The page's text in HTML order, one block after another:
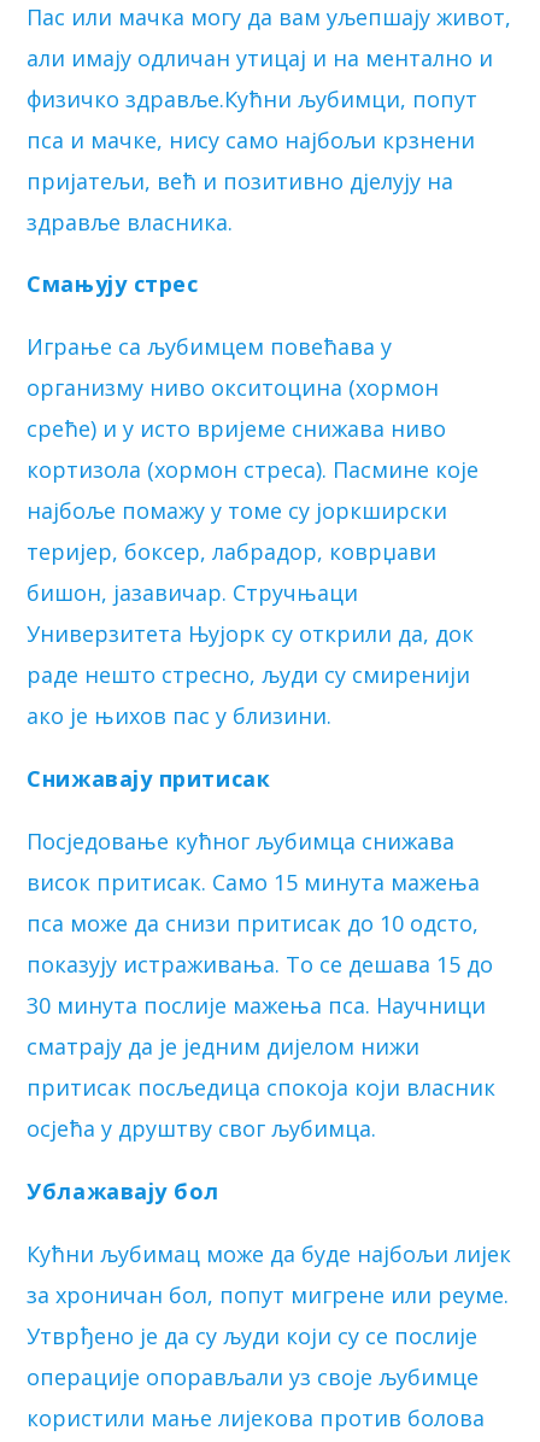
Пас или мачка могу да вам уљепшају живот,
али имају одличан утицај и на ментално и
физичко здравље.Кућни љубимци, попут
пса и мачке, нису само најбољи крзнени
пријатељи, већ и позитивно дјелују на
здравље власника.
Смањују стрес
Играње са љубимцем повећава у
организму ниво окситоцина (хормон
среће) и у исто вријеме снижава ниво
кортизола (хормон стреса). Пасмине које
најбоље помажу у томе су јоркширски
теријер, боксер, лабрадор, коврџави
бишон, јазавичар. Стручњаци
Универзитета Њујорк су открили да, док
раде нешто стресно, људи су смиренији
ако је њихов пас у близини.
Снижавају притисак
Посједовање кућног љубимца снижава
висок притисак. Само 15 минута мажења
пса може да снизи притисак до 10 одсто,
показују истраживања. То се дешава 15 до
30 минута послије мажења пса. Научници
сматрају да је једним дијелом нижи
притисак посљедица спокоја који власник
осјећа у друштву свог љубимца.
Ублажавају бол
Кућни љубимац може да буде најбољи лијек
за хроничан бол, попут мигрене или реуме.
Утврђено је да су људи који су се послије
операције опорављали уз своје љубимце
користили мање лијекова против болова